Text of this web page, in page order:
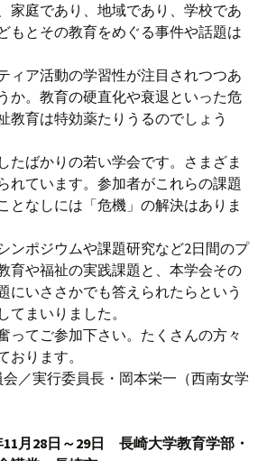
家庭であり、地域であり、学校であ
もとその教育をめぐる事件や話題は
ィア活動の学習性が注目されつつあ
か。教育の硬直化や衰退といった危
教育は特効薬たりうるのでしょう
たばかりの若い学会です。さまざま
れています。参加者がこれらの課題
となしには「危機」の解決はありま
ンポジウムや課題研究など2日間のプ
育や福祉の実践課題と、本学会その
にいささかでも答えられたらという
てまいりました。
ってご参加下さい。たくさんの方々
おります。
／実行委員長・岡本栄一（西南女学
月28日～29日 長崎大学教育学部・